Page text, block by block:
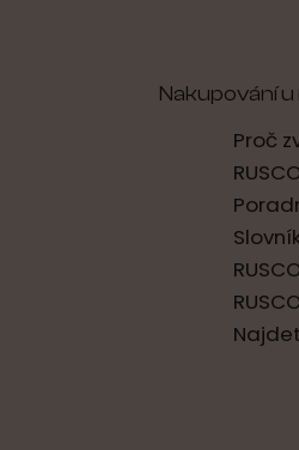
Nakupování u
Proč